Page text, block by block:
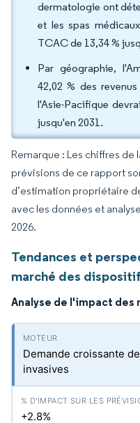
dermatologie ont
et les spas
TCAC de 13,34 %
Par géographie,
42,02 % des
l'Asie-Pacifique
jusqu'en 2031.
Remarque : Les chiffres de
prévisions de ce rapport
d’estimation propriétaire
avec les données et
2026.
Tendances et
marché des
Analyse de l'impact des
Demande croissante
invasives
+2.8%